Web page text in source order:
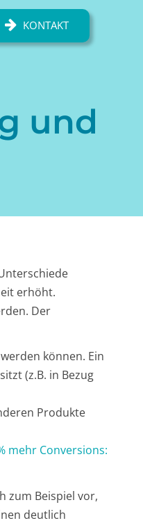
KONTAKT
und
erhöht.
Der
können. Ein
(z.B. in Bezug
Produkte
mehr Conversions:
zum Beispiel vor,
deutlich